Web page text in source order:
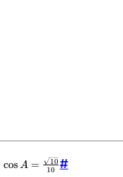
\
cos A = 10
10 #